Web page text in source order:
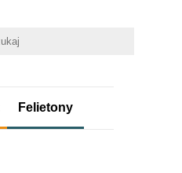
Felietony